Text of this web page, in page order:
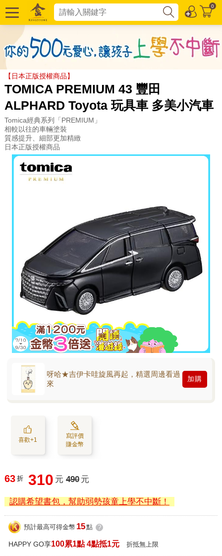
0
【日本正版授權商品】
TOMICA PREMIUM 43 豐田
ALPHARD Toyota 玩具車 多美小汽車
Tomica經典系列「PREMIUM」
相較以往的車輛塗裝
質感提升、細部更加精緻
日本正版授權商品
呀哈★吉伊卡哇旋風再起，精選周邊看過
來
加購
喜歡+1
寫評價
賺金幣
63 折 310 元 490 元
認購希望書包，幫助弱勢孩童上學不中斷！
預計最高可得金幣 15點 ?
HAPPY GO享100累1點 4點抵1元 折抵無上限